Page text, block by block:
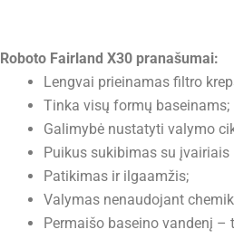
Roboto Fairland X30 pranašumai:
Lengvai prieinamas filtro
Tinka visų formų baseinams;
Galimybė nustatyti valymo
Puikus sukibimas su
Patikimas ir ilgaamžis;
Valymas nenaudojant
Permaišo baseino vandenį